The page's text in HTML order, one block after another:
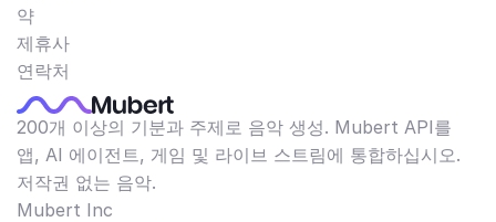
약
제휴사
연락처
200개 이상의 기분과 주제로 음악 생성. Mubert API를
앱, AI 에이전트, 게임 및 라이브 스트림에 통합하십시오.
저작권 없는 음악.
Mubert Inc